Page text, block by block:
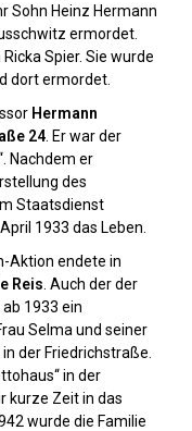
Sohn Heinz Hermann
ermordet.
Spier. Sie wurde
dort ermordet.
Hermann
24 . Er war der
Nachdem er
des
Staatsdienst
1933 das Leben.
Aktion endete in
Reis . Auch der der
1933 ein
Selma und seiner
der Friedrichstraße.
in der
kurze Zeit in das
wurde die Familie